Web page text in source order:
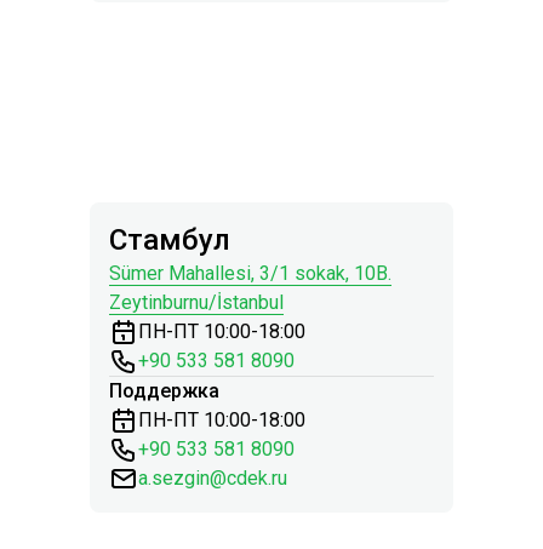
Стамбул
Sümer Mahallesi, 3/1 sokak, 10B.
Zeytinburnu/İstanbul
ПН-ПТ 10:00-18:00
+90 533 581 8090
Поддержка
ПН-ПТ 10:00-18:00
+90 533 581 8090
a.sezgin@cdek.ru